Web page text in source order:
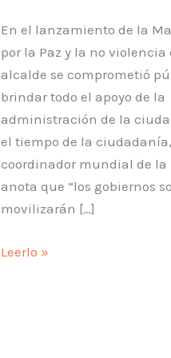
En el lanzamiento de la
por la Paz y la no violencia
alcalde se comprometió
brindar todo el apoyo de la
administración de la
el tiempo de la
coordinador mundial de la
anota que “los gobiernos
movilizarán […]
Es
Leerlo »